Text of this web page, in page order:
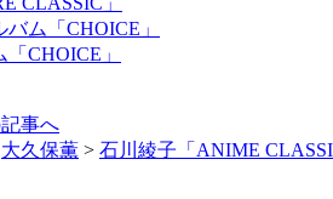
ム「CHOICE」
CHOICE」
事へ
大久保薫 > 石川綾子「ANIME